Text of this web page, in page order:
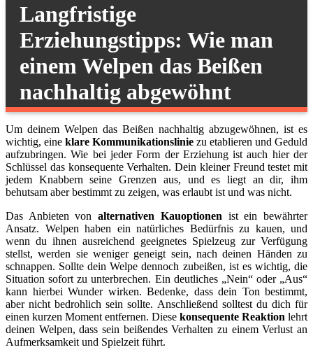
Langfristige
Erziehungstipps: Wie man
einem Welpen das Beißen
nachhaltig abgewöhnt
Um deinem Welpen das Beißen nachhaltig abzugewöhnen, ist es
wichtig, eine klare Kommunikationslinie zu etablieren und Geduld
aufzubringen. Wie bei jeder Form der Erziehung ist auch hier der
Schlüssel das konsequente Verhalten. Dein kleiner Freund testet mit
jedem Knabbern seine Grenzen aus, und es liegt an dir, ihm
behutsam aber bestimmt zu zeigen, was erlaubt ist und was nicht.
Das Anbieten vonalternativen Kauoptionen ist ein bewährter
Ansatz. Welpen haben ein natürliches Bedürfnis zu kauen, und
wenn du ihnen ausreichend geeignetes Spielzeug zur Verfügung
stellst, werden sie weniger geneigt sein, nach deinen Händen zu
schnappen. Sollte dein Welpe dennoch zubeißen, ist es wichtig, die
Situation sofort zu unterbrechen. Ein deutliches „Nein“ oder „Aus“
kann hierbei Wunder wirken. Bedenke, dass dein Ton bestimmt,
aber nicht bedrohlich sein sollte. Anschließend solltest du dich für
einen kurzen Moment entfernen. Diese konsequente Reaktion lehrt
deinen Welpen, dass sein beißendes Verhalten zu einem Verlust an
Aufmerksamkeit und Spielzeit führt.